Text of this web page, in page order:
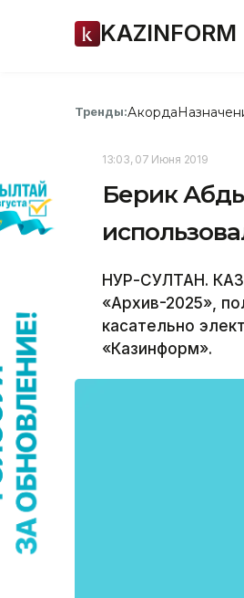
KAZINFORM
Тренды:Акорда
13:03, 07 Июня 2019
Берик
НУР-СУЛТАН.
«Архив-2025»,
касательно
«Казинформ».